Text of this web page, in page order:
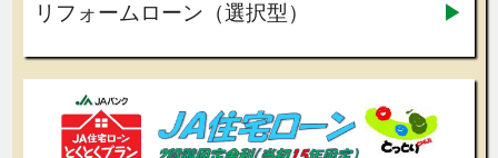
リフォームローン（選択型）